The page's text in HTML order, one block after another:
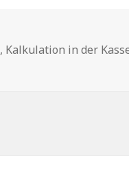
, Kalkulation in der